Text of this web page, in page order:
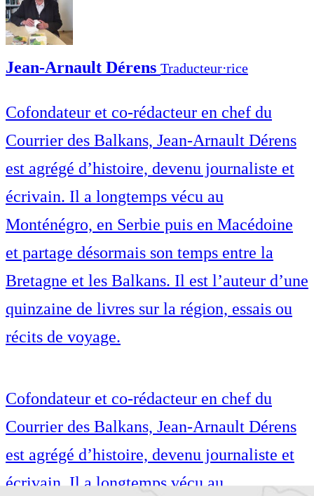
Jean-Arnault Dérens Traducteur⋅rice
Cofondateur et co-rédacteur en chef du
Courrier des Balkans, Jean-Arnault Dérens
est agrégé d’histoire, devenu journaliste et
écrivain. Il a longtemps vécu au
Monténégro, en Serbie puis en Macédoine
et partage désormais son temps entre la
Bretagne et les Balkans. Il est l’auteur d’une
quinzaine de livres sur la région, essais ou
récits de voyage.
Cofondateur et co-rédacteur en chef du
Courrier des Balkans, Jean-Arnault Dérens
est agrégé d’histoire, devenu journaliste et
écrivain. Il a longtemps vécu au